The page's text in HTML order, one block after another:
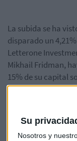
Su
Nosotros y
La subida se ha
disparado un
Letterone
Mikhail Fridman,
15% de su capital
euros, y acordado
de los títulos de la
hasta los 4,59